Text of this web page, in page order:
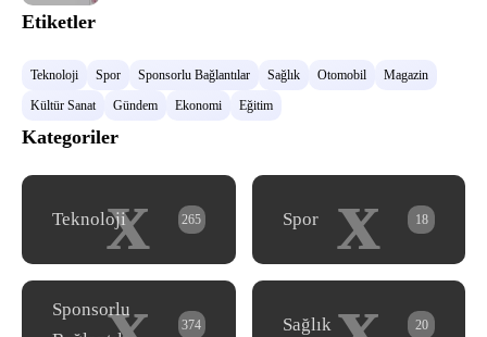
Etiketler
Teknoloji Spor Sponsorlu Bağlantılar Sağlık Otomobil
Magazin
Kültür Sanat
Gündem Ekonomi Eğitim
Kategoriler
x
Teknoloji 265 x
Spor 18
Sponsorlu
374 Sağlık 20